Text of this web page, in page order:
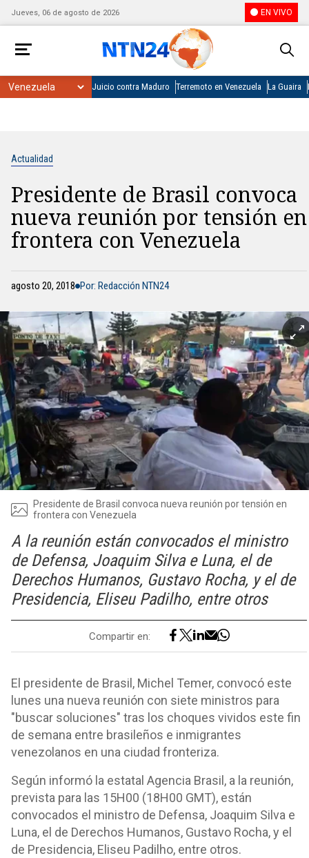
Jueves, 06 de agosto de 2026 EN VIVO
Juicio contra Maduro Terremoto en Venezuela La Guaira
Actualidad
Presidente de Brasil convoca
nueva reunión por tensión en
frontera con Venezuela
agosto 20, 2018 Por: Redacción NTN24
Presidente de Brasil convoca nueva reunión por tensión en
frontera con Venezuela
A la reunión están convocados el ministro
de Defensa, Joaquim Silva e Luna, el de
Derechos Humanos, Gustavo Rocha, y el de
Presidencia, Eliseu Padilho, entre otros
Compartir en:
El presidente de Brasil, Michel Temer, convocó este
lunes una nueva reunión con siete ministros para
"buscar soluciones" tras los choques vividos este fin
de semana entre brasileños e inmigrantes
venezolanos en una ciudad fronteriza.
Según informó la estatal Agencia Brasil, a la reunión,
prevista para las 15H00 (18H00 GMT), están
convocados el ministro de Defensa, Joaquim Silva e
Luna, el de Derechos Humanos, Gustavo Rocha, y el
de Presidencia, Eliseu Padilho, entre otros.